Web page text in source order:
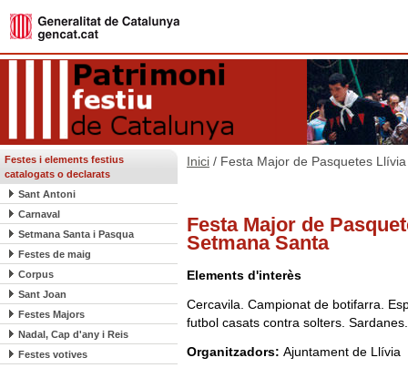
Festes i elements festius
catalogats o declarats
Sant Antoni
Carnaval
Setmana Santa i Pasqua
Festes de maig
Corpus
Sant Joan
Festes Majors
Nadal, Cap d'any i Reis
Festes votives
Inici / Festa Major de Pasquetes
Festa Major de
Setmana Santa
Elements d'interès
Cercavila. Campionat de botifarra.
futbol casats contra solters.
Organitzadors: Ajuntament de Llívia